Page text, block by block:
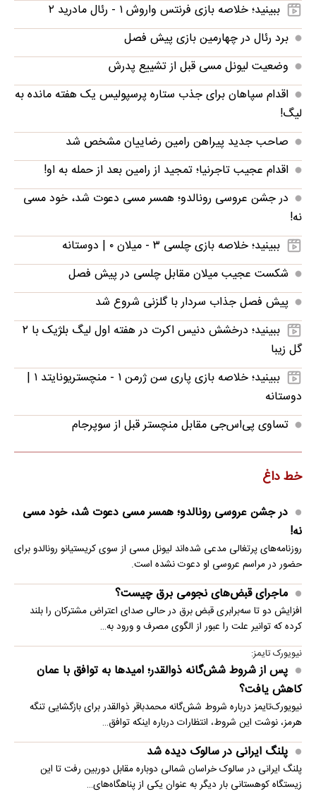
ببینید؛ خلاصه بازی فرنتس واروش ۱ - رئال مادرید ۲
برد رئال در چهارمین بازی پیش فصل
وضعیت لیونل مسی قبل از تشییع پدرش
اقدام سپاهان برای جذب ستاره پرسپولیس یک هفته مانده به
لیگ!
صاحب جدید پیراهن رامین رضاییان مشخص شد
اقدام عجیب تاجرنیا؛ تمجید از رامین بعد از حمله به او!
در جشن عروسی رونالدو؛ همسر مسی دعوت شد، خود مسی
نه!
ببینید؛ خلاصه بازی چلسی ۳ - میلان ۰ | دوستانه
شکست عجیب میلان مقابل چلسی در پیش فصل
پیش فصل جذاب سردار با گلزنی شروع شد
ببینید؛ درخشش دنیس اکرت در هفته اول لیگ بلژیک با ۲
گل زیبا
ببینید؛ خلاصه بازی پاری سن ژرمن ۱ - منچستریونایتد ۱ |
دوستانه
تساوی پی‌اس‌جی مقابل منچستر قبل از سوپرجام
خط داغ
در جشن عروسی رونالدو؛ همسر مسی دعوت شد، خود مسی
نه!
روزنامه‌های پرتغالی مدعی شده‌اند لیونل مسی از سوی کریستیانو رونالدو برای
حضور در مراسم عروسی او دعوت نشده است.
ماجرای قبض‌های نجومی برق چیست؟
افزایش دو تا سه‌برابری قبض برق در حالی صدای اعتراض مشترکان را بلند
کرده که توانیر علت را عبور از الگوی مصرف و ورود به…
نیویورک تایمز:
پس از شروط شش‌گانه ذوالقدر؛ امیدها به توافق با عمان
کاهش یافت؟
نیویورک‌تایمز درباره شروط شش‌گانه محمدباقر ذوالقدر برای بازگشایی تنگه
هرمز، نوشت این شروط، انتظارات درباره اینکه توافق…
پلنگ ایرانی در سالوک دیده شد
پلنگ ایرانی در سالوک خراسان شمالی دوباره مقابل دوربین رفت تا این
زیستگاه کوهستانی بار دیگر به عنوان یکی از پناهگاه‌های…